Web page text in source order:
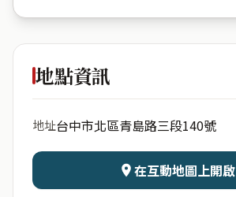
日期 出生時辰
地點資訊
地址台中市北區青島路三段140號
在互動地圖上開啟